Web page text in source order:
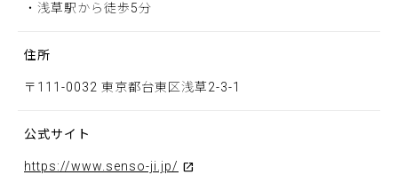
・浅草駅から徒歩5分
住所
〒111-0032 東京都台東区浅草2-3-1
公式サイト
https://www.senso-ji.jp/